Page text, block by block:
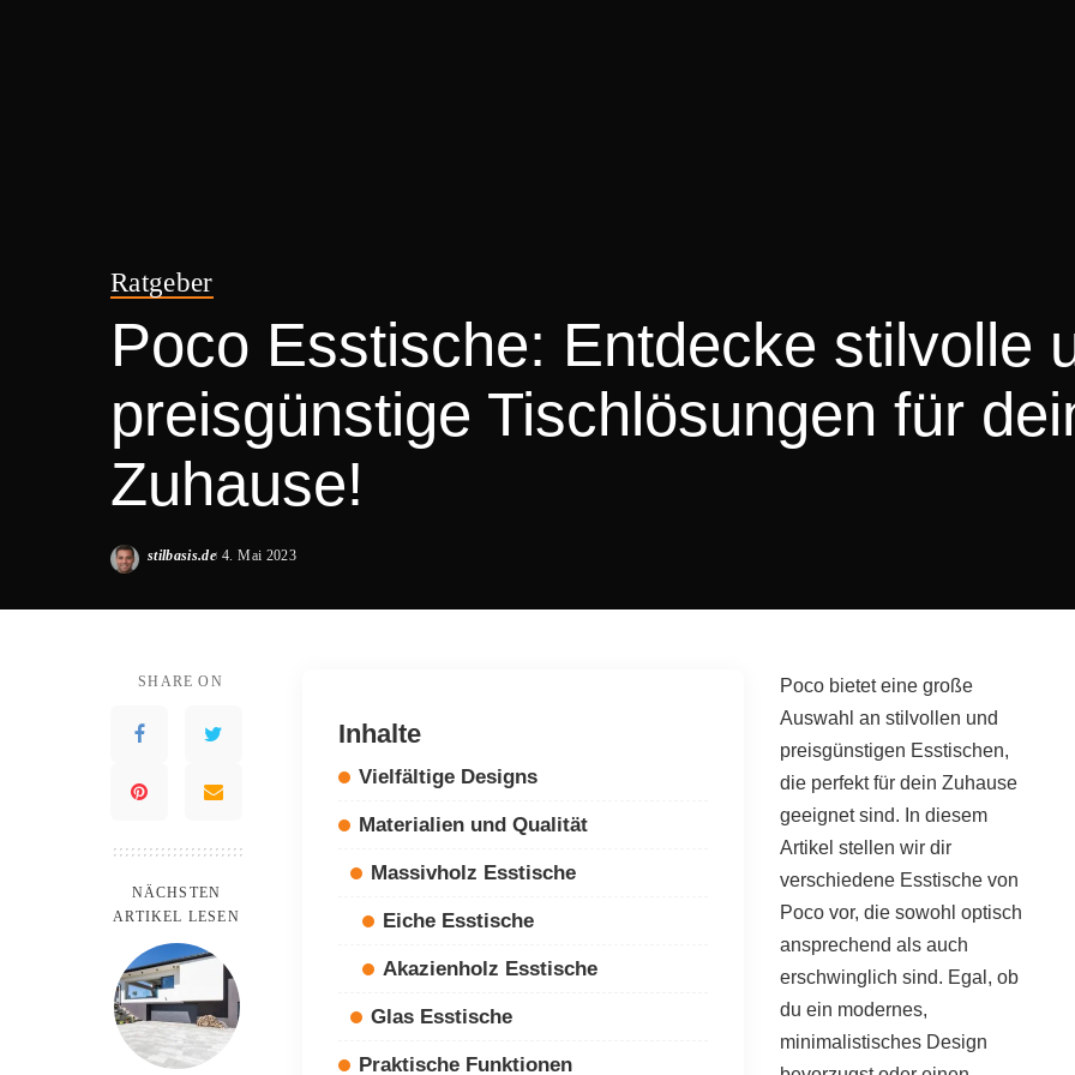
Ratgeber
Poco Esstische: Entdecke stilvolle
preisgünstige Tischlösungen für
Zuhause!
Posted
stilbasis.de 4. Mai 2023
SHARE ON
NÄCHSTEN
ARTIKEL LESEN
Inhalte
Vielfältige Designs
Materialien und Qualität
Massivholz Esstische
Eiche Esstische
Akazienholz Esstische
Glas Esstische
Praktische Funktionen
Poco bietet eine große
Auswahl an stilvollen und
preisgünstigen Esstischen,
die perfekt für dein Zuhause
geeignet sind. In diesem
Artikel stellen wir dir
verschiedene Esstische von
Poco vor, die sowohl optisch
ansprechend als auch
erschwinglich sind. Egal, ob
du ein modernes,
minimalistisches Design